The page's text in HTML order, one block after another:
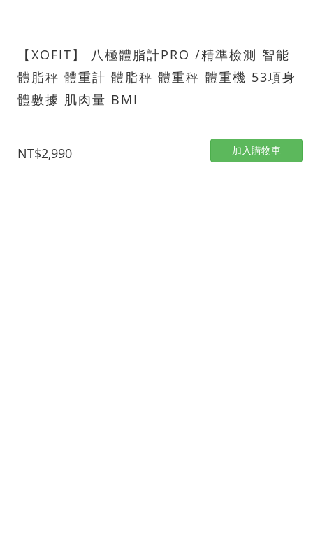
【XOFIT】 八極體脂計PRO /精準檢測 智能
體脂秤 體重計 體脂秤 體重秤 體重機 53項身
體數據 肌肉量 BMI
NT$2,990 加入購物車